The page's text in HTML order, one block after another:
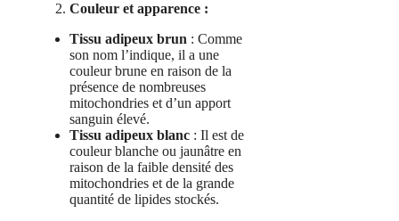
Couleur et apparence :
Tissu adipeux brun : Comme
son nom l’indique, il a une
couleur brune en raison de la
présence de nombreuses
mitochondries et d’un apport
sanguin élevé.
Tissu adipeux blanc : Il est de
couleur blanche ou jaunâtre en
raison de la faible densité des
mitochondries et de la grande
quantité de lipides stockés.